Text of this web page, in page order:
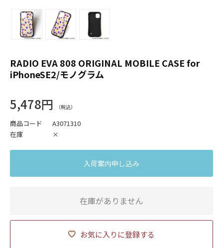
RADIO EVA 808 ORIGINAL MOBILE CASE for
iPhoneSE2/モノグラム
5,478円
商品コード
A3071310
在庫
×
お気に入りに登録する
入荷案内申し込み
在庫がありません